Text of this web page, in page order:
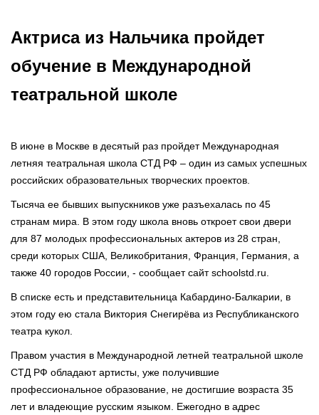
Актриса из Нальчика пройдет
обучение в Международной
театральной школе
В июне в Москве в десятый раз пройдет Международная
летняя театральная школа СТД РФ – один из самых успешных
российских образовательных творческих проектов.
Тысяча ее бывших выпускников уже разъехалась по 45
странам мира. В этом году школа вновь откроет свои двери
для 87 молодых профессиональных актеров из 28 стран,
среди которых США, Великобритания, Франция, Германия, а
также 40 городов России, - сообщает сайт schoolstd.ru.
В списке есть и представительница Кабардино-Балкарии, в
этом году ею стала Виктория Снегирёва из Республиканского
театра кукол.
Правом участия в Международной летней театральной школе
СТД РФ обладают артисты, уже получившие
профессиональное образование, не достигшие возраста 35
лет и владеющие русским языком. Ежегодно в адрес